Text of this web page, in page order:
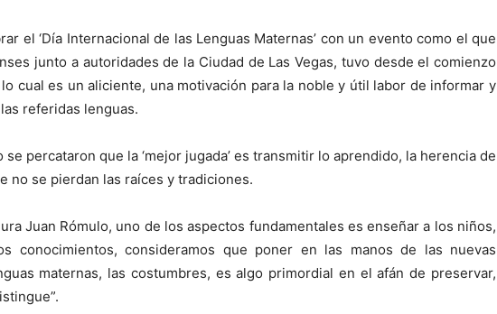
el ‘Día Internacional de las Lenguas Maternas’ con un evento como el que
junto a autoridades de la Ciudad de Las Vegas, tuvo desde el comienzo
cual es un aliciente, una motivación para la noble y útil labor de informar y
referidas lenguas.
se percataron que la ‘mejor jugada’ es transmitir lo aprendido, la herencia de
no se pierdan las raíces y tradiciones.
Juan Rómulo, uno de los aspectos fundamentales es enseñar a los niños,
conocimientos, consideramos que poner en las manos de las nuevas
maternas, las costumbres, es algo primordial en el afán de preservar,